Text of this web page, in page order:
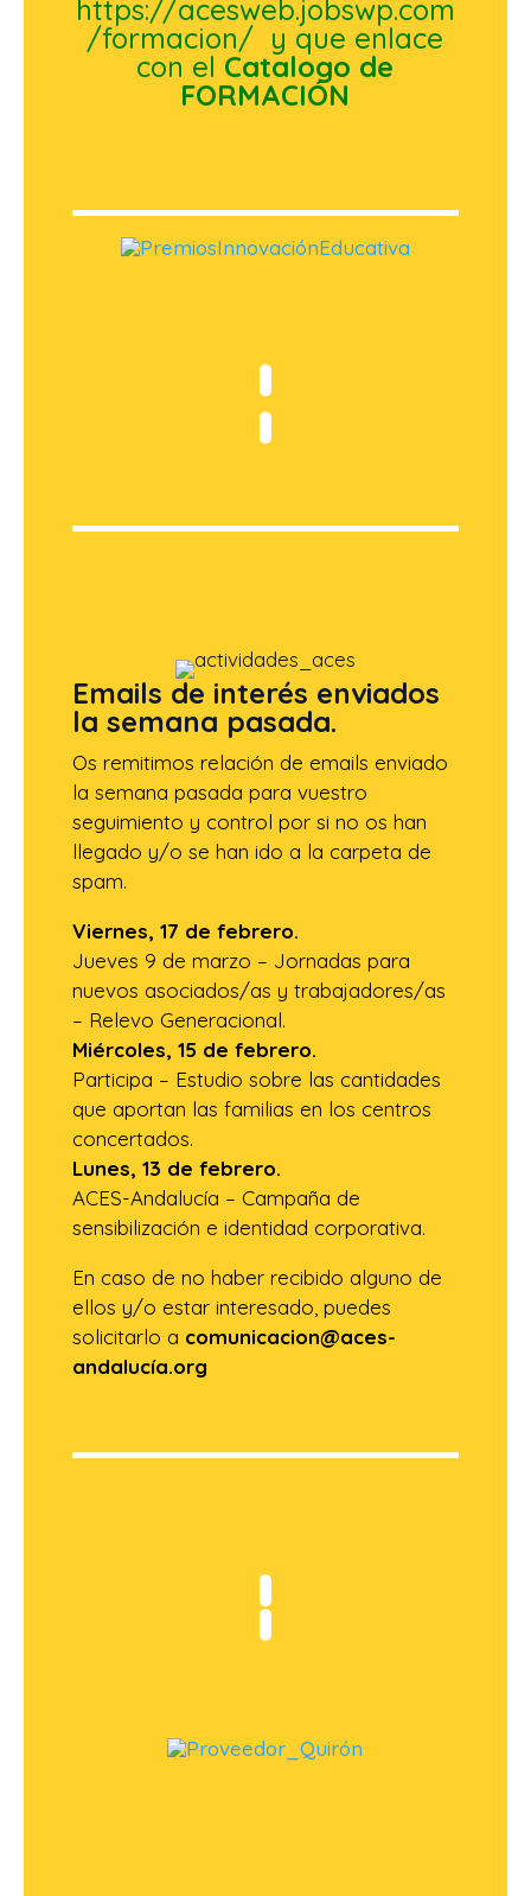
https://acesweb.jobswp.com
/formacion/ y que enlace
con el Catalogo de
FORMACIÓN
Emails de interés enviados
la semana pasada.
Os remitimos relación de emails enviado
la semana pasada para vuestro
seguimiento y control por si no os han
llegado y/o se han ido a la carpeta de
spam.
Viernes, 17 de febrero.
Jueves 9 de marzo – Jornadas para
nuevos asociados/as y trabajadores/as
– Relevo Generacional.
Miércoles, 15 de febrero.
Participa – Estudio sobre las cantidades
que aportan las familias en los centros
concertados.
Lunes, 13 de febrero.
ACES-Andalucía – Campaña de
sensibilización e identidad corporativa.
En caso de no haber recibido alguno de
ellos y/o estar interesado, puedes
solicitarlo a comunicacion@aces-
andalucía.org